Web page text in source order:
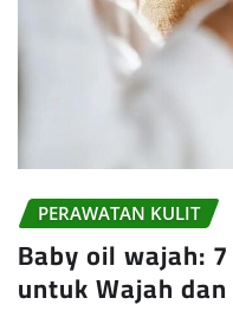
PERAWATAN KULIT
Baby oil wajah:
untuk Wajah